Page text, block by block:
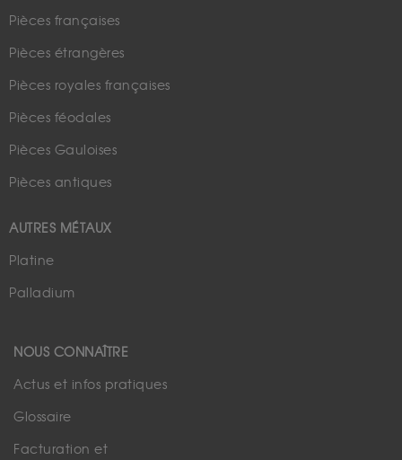
Pièces françaises
Pièces étrangères
Pièces royales françaises
Pièces féodales
Pièces Gauloises
Pièces antiques
AUTRES MÉTAUX
Platine
Palladium
NOUS CONNAÎTRE
Actus et infos pratiques
Glossaire
Facturation et